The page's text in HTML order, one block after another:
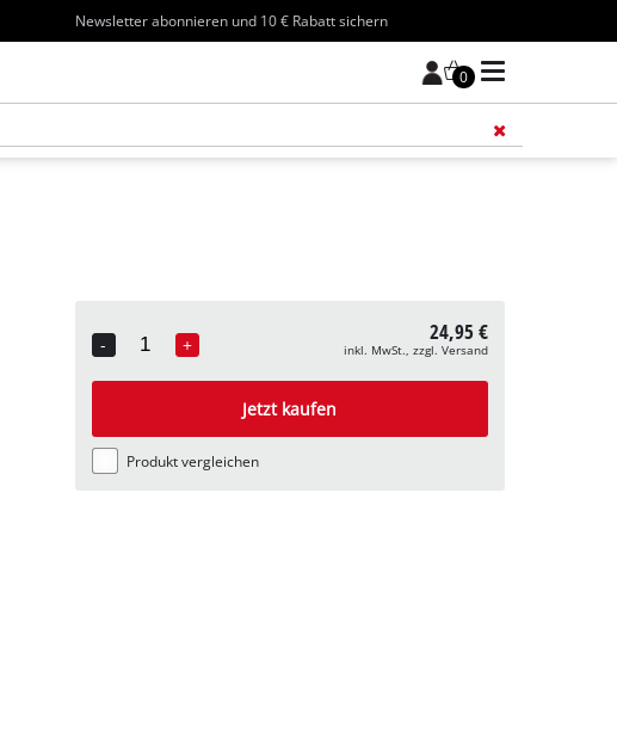
Newsletter abonnieren und 10 € Rabatt sichern
0
-
Quantity
+ 24,95 €
inkl. MwSt., zzgl. Versand
Jetzt kaufen
Produkt vergleichen